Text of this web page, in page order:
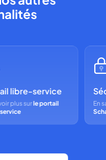
libre-service
plus surle portail
En